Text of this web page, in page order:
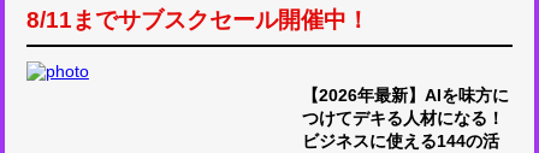
し、Pythonで実装！機械学習26のアルゴ
リズムを理論と実践を通じてマスターしよ
8/11までサブスクセール開催中！
【2026年最新】AIを味方に
つけてデキる人材になる！
ビジネスに使える144の活